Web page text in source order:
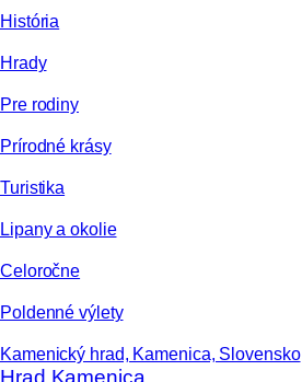
História
Hrady
Pre rodiny
Prírodné krásy
Turistika
Lipany a okolie
Celoročne
Poldenné výlety
Kamenický hrad, Kamenica, Slovensko
Hrad Kamenica